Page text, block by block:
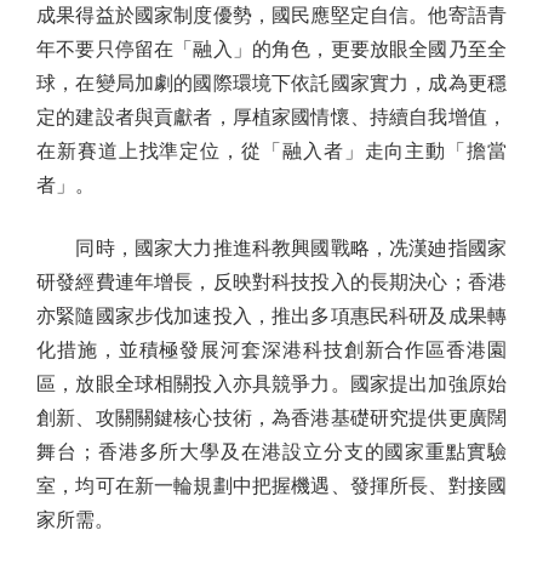
成果得益於國家制度優勢，國民應堅定自信。他寄語青
年不要只停留在「融入」的角色，更要放眼全國乃至全
球，在變局加劇的國際環境下依託國家實力，成為更穩
定的建設者與貢獻者，厚植家國情懷、持續自我增值，
在新賽道上找準定位，從「融入者」走向主動「擔當
者」。
同時，國家大力推進科教興國戰略，冼漢廸指國家
研發經費連年增長，反映對科技投入的長期決心；香港
亦緊隨國家步伐加速投入，推出多項惠民科研及成果轉
化措施，並積極發展河套深港科技創新合作區香港園
區，放眼全球相關投入亦具競爭力。國家提出加強原始
創新、攻關關鍵核心技術，為香港基礎研究提供更廣闊
舞台；香港多所大學及在港設立分支的國家重點實驗
室，均可在新一輪規劃中把握機遇、發揮所長、對接國
家所需。